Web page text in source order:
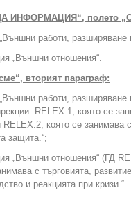
ИНФОРМАЦИЯ“, полето
работи, разширяване
„Външни отношения“.
вторият параграф:
„Външни работи,
RELEX.1, която се
RELEX.2, която се занимава
защита.“;
„Външни отношения“ (ГД
с търговията,
и реакцията при кризи.“.